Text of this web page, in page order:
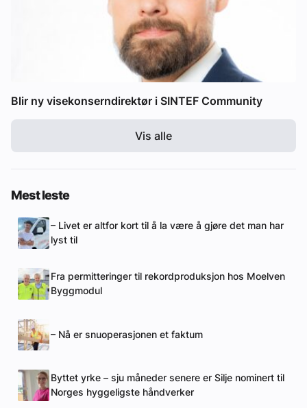
Blir ny visekonserndirektør i SINTEF Community
Vis alle
Mest leste
– Livet er altfor kort til å la være å gjøre det man har
lyst til
Fra permitteringer til rekordproduksjon hos Moelven
Byggmodul
– Nå er snuoperasjonen et faktum
Byttet yrke – sju måneder senere er Silje nominert til
Norges hyggeligste håndverker